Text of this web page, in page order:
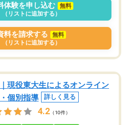
体験を申し込む
無料
（リストに追加する）
料を請求する
無料
（リストに追加する）
現役東大生によるオンライン
個別指導
詳しく見る
4.2 （10件）